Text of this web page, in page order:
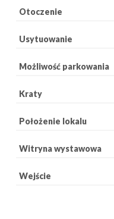
Otoczenie
Usytuowanie
Możliwość parkowania
Kraty
Położenie lokalu
Witryna wystawowa
Wejście